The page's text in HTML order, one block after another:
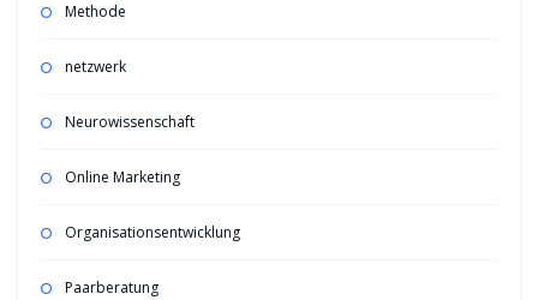
Methode
netzwerk
Neurowissenschaft
Online Marketing
Organisationsentwicklung
Paarberatung